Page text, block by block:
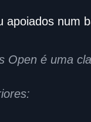
apoiados num
Open é uma